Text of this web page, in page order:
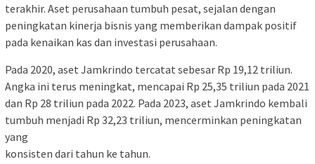
terakhir. Aset perusahaan tumbuh pesat, sejalan dengan
peningkatan kinerja bisnis yang memberikan dampak positif
pada kenaikan kas dan investasi perusahaan.
Pada 2020, aset Jamkrindo tercatat sebesar Rp 19,12 triliun.
Angka ini terus meningkat, mencapai Rp 25,35 triliun pada 2021
dan Rp 28 triliun pada 2022. Pada 2023, aset Jamkrindo kembali
tumbuh menjadi Rp 32,23 triliun, mencerminkan peningkatan
yang
konsisten dari tahun ke tahun.